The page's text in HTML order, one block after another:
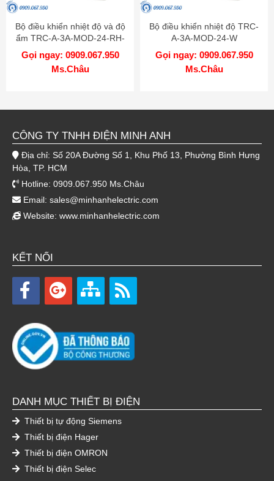
Bộ điều khiển nhiệt độ và độ
ẩm TRC-A-3A-MOD-24-RH-
W
Gọi ngay: 0909.067.950
Ms.Châu
Bộ điều khiển nhiệt độ TRC-
A-3A-MOD-24-W
Gọi ngay: 0909.067.950
Ms.Châu
CÔNG TY TNHH ĐIỆN MINH ANH
Địa chỉ: Số 20A Đường Số 1, Khu Phố 13, Phường Bình Hưng
Hòa, TP. HCM
Hotline: 0909.067.950 Ms.Châu
Email: sales@minhanhelectric.com
Website: www.minhanhelectric.com
KẾT NỐI
DANH MỤC THIẾT BỊ ĐIỆN
Thiết bị tự động Siemens
Thiết bị điện Hager
Thiết bị điện OMRON
Thiết bị điện Selec